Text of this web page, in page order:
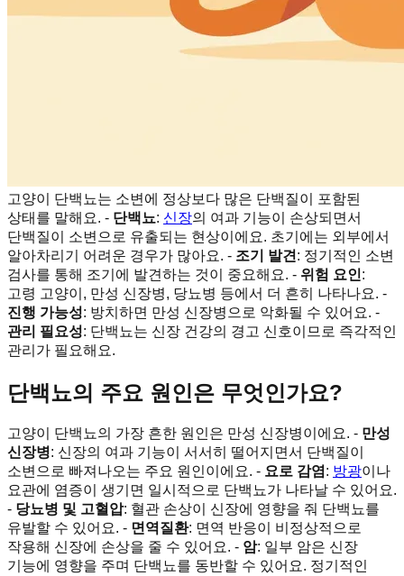
고양이 단백뇨는 소변에 정상보다 많은 단백질이 포함된
상태를 말해요. - 단백뇨: 신장의 여과 기능이 손상되면서
단백질이 소변으로 유출되는 현상이에요. 초기에는 외부에서
알아차리기 어려운 경우가 많아요. - 조기 발견 : 정기적인 소변
검사를 통해 조기에 발견하는 것이 중요해요. - 위험 요인:
고령 고양이, 만성 신장병, 당뇨병 등에서 더 흔히 나타나요. -
진행 가능성: 방치하면 만성 신장병으로 악화될 수 있어요. -
관리 필요성: 단백뇨는 신장 건강의 경고 신호이므로 즉각적인
관리가 필요해요.
단백뇨의 주요 원인은 무엇인가요?
고양이 단백뇨의 가장 흔한 원인은 만성 신장병이에요. - 만성
신장병: 신장의 여과 기능이 서서히 떨어지면서 단백질이
소변으로 빠져나오는 주요 원인이에요. - 요로 감염: 방광이나
요관에 염증이 생기면 일시적으로 단백뇨가 나타날 수 있어요.
- 당뇨병 및 고혈압: 혈관 손상이 신장에 영향을 줘 단백뇨를
유발할 수 있어요. - 면역질환: 면역 반응이 비정상적으로
작용해 신장에 손상을 줄 수 있어요. - 암: 일부 암은 신장
기능에 영향을 주며 단백뇨를 동반할 수 있어요. 정기적인